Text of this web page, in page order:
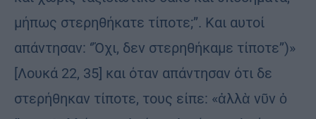
μήπως στερηθήκατε τίποτε;’’. Και αυτοί
απάντησαν: ‘’Όχι, δεν στερηθήκαμε τίποτε’’)»
[Λουκά 22, 35] και όταν απάντησαν ότι δε
στερήθηκαν τίποτε, τους είπε: «ἀλλὰ νῦν ὁ